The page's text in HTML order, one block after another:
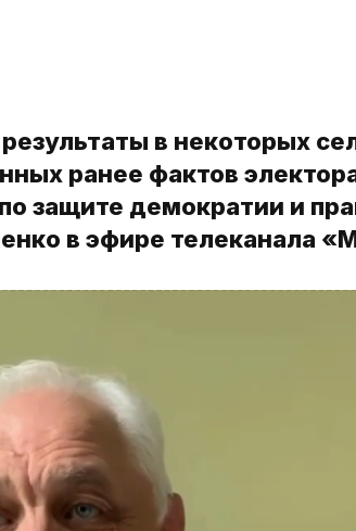
в некоторых
ранее фактов
защите демократии и
в эфире телеканала